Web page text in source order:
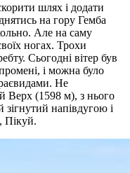
шлях і додати
на гору Гемба
Але на саму
ногах. Трохи
Сьогодні вітер був
і можна було
Не
Верх (1598 м), з нього
напівдугою і
Пікуй.